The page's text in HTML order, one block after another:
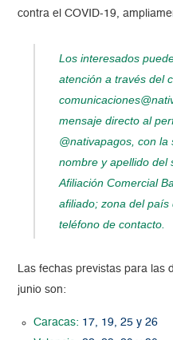
contra el COVID-19,
Los interesados
atención a través del
mensaje directo al
@nativapagos, con
nombre y apellido del
Afiliación Comercial
afiliado; zona del
teléfono de contacto.
Las fechas previstas para las
junio son:
Caracas: 17, 19, 25 y 26